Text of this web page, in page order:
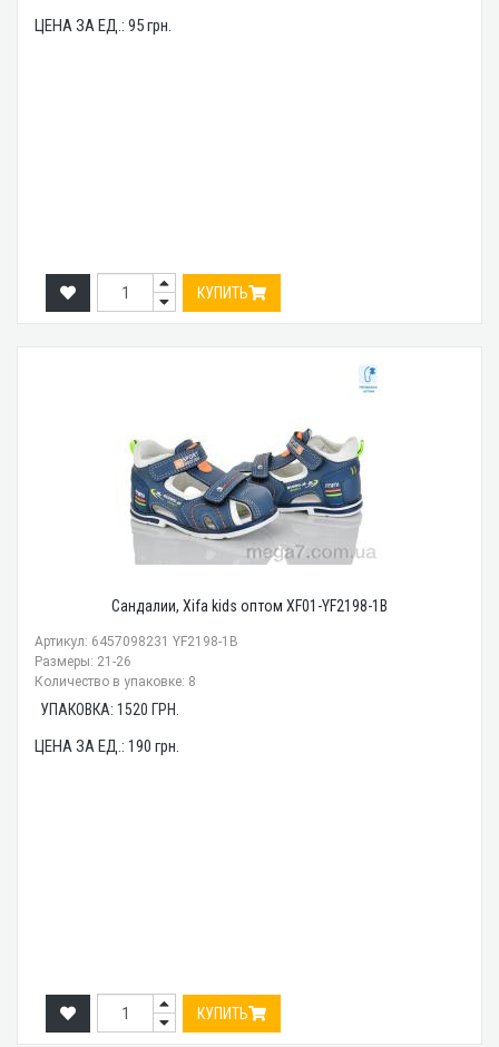
ЦЕНА ЗА ЕД.: 95грн.
КУПИТЬ
Сандалии, Xifa kids оптом XF01-YF2198-1B
Артикул: 6457098231 YF2198-1B
Размеры: 21-26
Количество в упаковке: 8
УПАКОВКА: 1520 ГРН.
ЦЕНА ЗА ЕД.: 190 грн.
КУПИТЬ